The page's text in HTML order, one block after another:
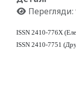
Перегляди:
ISSN 2410-776X
ISSN 2410-7751